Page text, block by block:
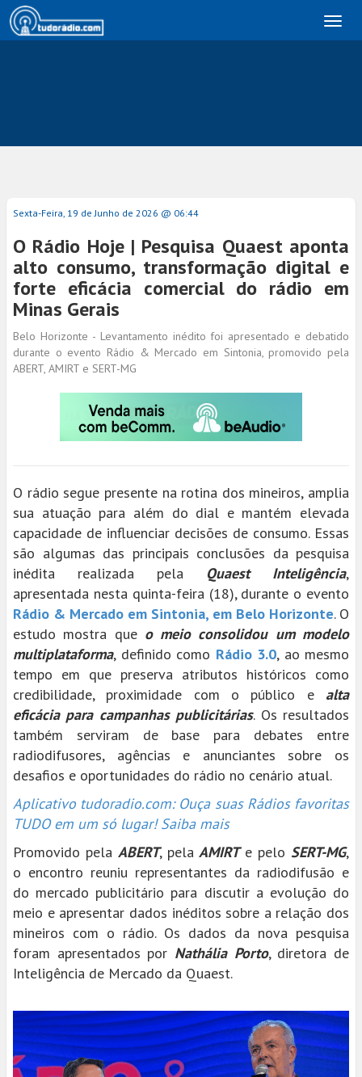
Sexta-Feira, 19 de Junho de 2026 @ 06:44
O Rádio Hoje | Pesquisa Quaest aponta
alto consumo, transformação digital e
forte eficácia comercial do rádio em
Minas Gerais
Belo Horizonte - Levantamento inédito foi apresentado e debatido
durante o evento Rádio & Mercado em Sintonia, promovido pela
ABERT, AMIRT e SERT-MG
O rádio segue presente na rotina dos mineiros, amplia
sua atuação para além do dial e mantém elevada
capacidade de influenciar decisões de consumo. Essas
são algumas das principais conclusões da pesquisa
inédita realizada pela Quaest Inteligência,
apresentada nesta quinta-feira (18), durante o evento
Rádio & Mercado em Sintonia, em Belo Horizonte. O
estudo mostra queo meio consolidou um modelo
multiplataforma, definido como Rádio 3.0, ao mesmo
tempo em que preserva atributos históricos como
credibilidade, proximidade com o público e alta
eficácia para campanhas publicitárias. Os resultados
também serviram de base para debates entre
radiodifusores, agências e anunciantes sobre os
desafios e oportunidades do rádio no cenário atual.
Aplicativo tudoradio.com: Ouça suas Rádios favoritas
TUDO em um só lugar! Saiba mais
Promovido pela ABERT, pelaAMIRTe peloSERT-MG,
o encontro reuniu representantes da radiodifusão e
do mercado publicitário para discutir a evolução do
meio e apresentar dados inéditos sobre a relação dos
mineiros com o rádio. Os dados da nova pesquisa
foram apresentados por Nathália Porto, diretora de
Inteligência de Mercado da Quaest.